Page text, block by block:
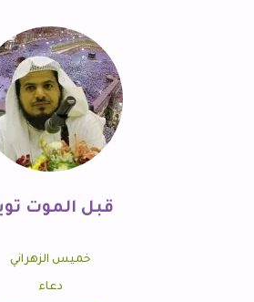
قبل الموت
خميس الزهراني
دعاء